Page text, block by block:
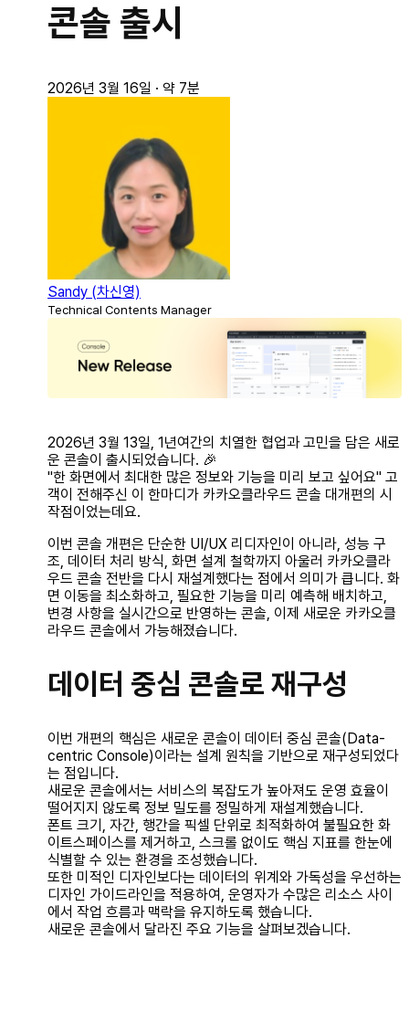
콘솔 출시
2026년 3월 16일 · 약 7분
Sandy (차신영)
Technical Contents Manager
2026년 3월 13일, 1년여간의 치열한 협업과 고민을 담은 새로
운 콘솔이 출시되었습니다. 🎉
"한 화면에서 최대한 많은 정보와 기능을 미리 보고 싶어요" 고
객이 전해주신 이 한마디가 카카오클라우드 콘솔 대개편의 시
작점이었는데요.
이번 콘솔 개편은 단순한 UI/UX 리디자인이 아니라, 성능 구
조, 데이터 처리 방식, 화면 설계 철학까지 아울러 카카오클라
우드 콘솔 전반을 다시 재설계했다는 점에서 의미가 큽니다. 화
면 이동을 최소화하고, 필요한 기능을 미리 예측해 배치하고,
변경 사항을 실시간으로 반영하는 콘솔, 이제 새로운 카카오클
라우드 콘솔에서 가능해졌습니다.
데이터 중심 콘솔로 재구성
이번 개편의 핵심은 새로운 콘솔이 데이터 중심 콘솔(Data-
centric Console)이라는 설계 원칙을 기반으로 재구성되었다
는 점입니다.
새로운 콘솔에서는 서비스의 복잡도가 높아져도 운영 효율이
떨어지지 않도록 정보 밀도를 정밀하게 재설계했습니다.
폰트 크기, 자간, 행간을 픽셀 단위로 최적화하여 불필요한 화
이트스페이스를 제거하고, 스크롤 없이도 핵심 지표를 한눈에
식별할 수 있는 환경을 조성했습니다.
또한 미적인 디자인보다는 데이터의 위계와 가독성을 우선하는
디자인 가이드라인을 적용하여, 운영자가 수많은 리소스 사이
에서 작업 흐름과 맥락을 유지하도록 했습니다.
새로운 콘솔에서 달라진 주요 기능을 살펴보겠습니다.